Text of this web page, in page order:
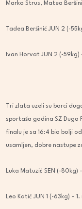
Marko Strus, Matea
Tadea Beršinić JUN 2 (-
Ivan Horvat JUN 2 (-59kg)
TKD
Tri zlata uzeli su borci
sportaša godina SZ Duga
finalu je sa 16:4 bio bolji
usamljen, dobre nastupe
Luka Matuzić SEN (-80kg)
Leo Katić JUN 1 (-63kg) –